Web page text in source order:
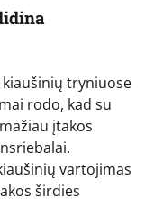
tryniuose
rodo, kad su
įtakos
vartojimas
širdies